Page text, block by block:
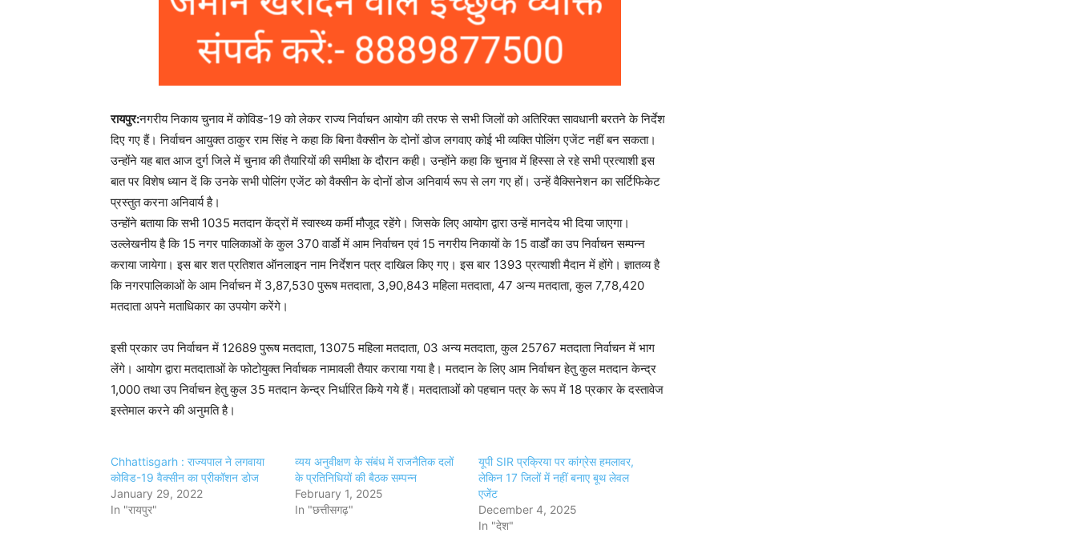
रायपुर:नगरीय निकाय चुनाव में कोविड-19 को लेकर राज्य निर्वाचन आयोग की तरफ से सभी जिलों को अतिरिक्त सावधानी बरतने के निर्देश
दिए गए हैं। निर्वाचन आयुक्त ठाकुर राम सिंह ने कहा कि बिना वैक्सीन के दोनों डोज लगवाए कोई भी व्यक्ति पोलिंग एजेंट नहीं बन सकता।
उन्होंने यह बात आज दुर्ग जिले में चुनाव की तैयारियों की समीक्षा के दौरान कही। उन्होंने कहा कि चुनाव में हिस्सा ले रहे सभी प्रत्याशी इस
बात पर विशेष ध्यान दें कि उनके सभी पोलिंग एजेंट को वैक्सीन के दोनों डोज अनिवार्य रूप से लग गए हों। उन्हें वैक्सिनेशन का सर्टिफिकेट
प्रस्तुत करना अनिवार्य है।
उन्होंने बताया कि सभी 1035 मतदान केंद्रों में स्वास्थ्य कर्मी मौजूद रहेंगे। जिसके लिए आयोग द्वारा उन्हें मानदेय भी दिया जाएगा।
उल्लेखनीय है कि 15 नगर पालिकाओं के कुल 370 वार्डाे में आम निर्वाचन एवं 15 नगरीय निकायों के 15 वार्डों का उप निर्वाचन सम्पन्न
कराया जायेगा। इस बार शत प्रतिशत ऑनलाइन नाम निर्देशन पत्र दाखिल किए गए। इस बार 1393 प्रत्याशी मैदान में होंगे। ज्ञातव्य है
कि नगरपालिकाओं के आम निर्वाचन में 3,87,530 पुरूष मतदाता, 3,90,843 महिला मतदाता, 47 अन्य मतदाता, कुल 7,78,420
मतदाता अपने मताधिकार का उपयोग करेंगे।
इसी प्रकार उप निर्वाचन में 12689 पुरूष मतदाता, 13075 महिला मतदाता, 03 अन्य मतदाता, कुल 25767 मतदाता निर्वाचन में भाग
लेंगे। आयोग द्वारा मतदाताओं के फोटोयुक्त निर्वाचक नामावली तैयार कराया गया है। मतदान के लिए आम निर्वाचन हेतु कुल मतदान केन्द्र
1,000 तथा उप निर्वाचन हेतु कुल 35 मतदान केन्द्र निर्धारित किये गये हैं। मतदाताओं को पहचान पत्र के रूप में 18 प्रकार के दस्तावेज
इस्तेमाल करने की अनुमति है।
Chhattisgarh : राज्यपाल ने लगवाया
कोविड-19 वैक्सीन का प्रीकॉशन डोज
January 29, 2022
In "रायपुर"
व्यय अनुवीक्षण के संबंध में राजनैतिक दलों
के प्रतिनिधियों की बैठक सम्पन्न
February 1, 2025
In "छत्तीसगढ़"
यूपी SIR प्रक्रिया पर कांग्रेस हमलावर,
लेकिन 17 जिलों में नहीं बनाए बूथ लेवल
एजेंट
December 4, 2025
In "देश"